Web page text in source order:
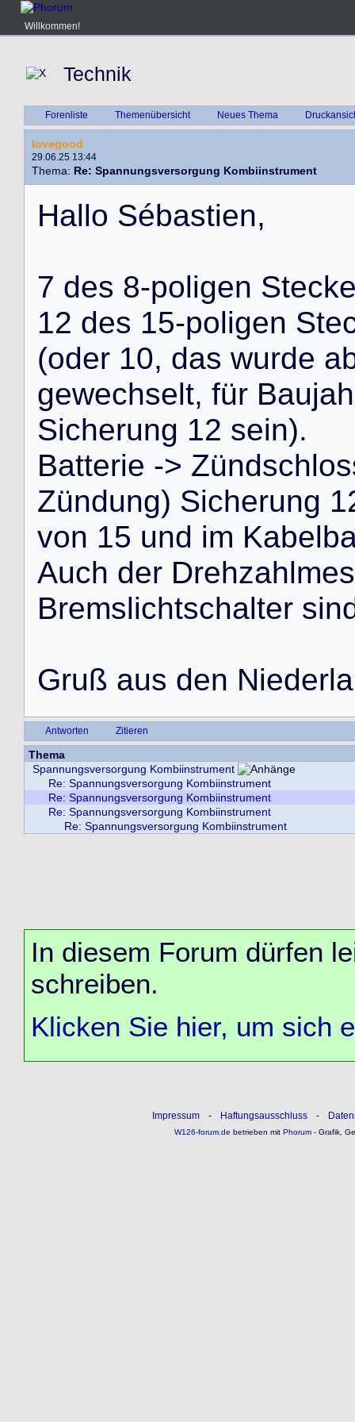
Willkommen!
Technik
Forenliste Themenübersicht Neues Thema
lovegood
29.06.25 13:44
Thema: Re: Spannungsversorgung Kombiinstrument
Hallo Sébastien,
7 des 8-poligen Steck
12 des 15-poligen Ste
(oder 10, das wurde a
gewechselt, für Baujah
Sicherung 12 sein).
Batterie -> Zündschlos
Zündung) Sicherung 1
von 15 und im Kabelb
Auch der Drehzahlmes
Bremslichtschalter sin
Gruß aus den Niederla
Antworten Zitieren
Thema
Spannungsversorgung Kombiinstrument
Re: Spannungsversorgung Kombiinstrument
Re: Spannungsversorgung Kombiinstrument
Re: Spannungsversorgung Kombiinstrument
Re: Spannungsversorgung Kombiinstrument
In diesem Forum dürfen
schreiben.
Klicken Sie hier, um sich
Impressum - Haftungsausschluss -
W126-forum.de betrieben mitPhorum- Grafik,